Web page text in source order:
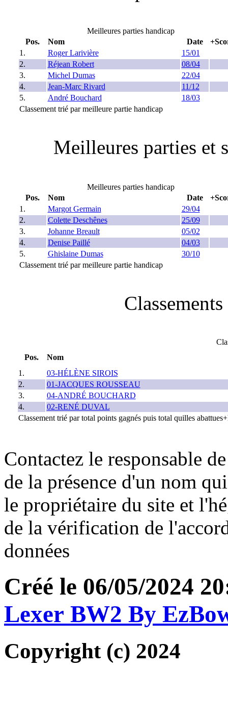
Meilleures parties handicap
Pos.
Nom Date
1.
Roger Larivière
15/01
2.
Réjean Robert
08/04
3.
Michel Dumas
22/04
4.
Jean-Marc Rivard
11/12
5.
André Bouchard
18/03
Classement trié par meilleure partie handicap
Meilleures parties et
Meilleures parties handicap
Pos.
Nom Date
1.
Margot Germain
29/04
2.
Colette Deschênes
25/09
3.
Johanne Breault
05/02
4.
Denise Paillé
04/03
5.
Ghislaine Dumas
30/10
Classement trié par meilleure partie handicap
Pos.
Nom
1.
03-HÉLÈNE SIROIS
2.
01-JACQUES ROUSSEAU
3.
04-ANDRÉ BOUCHARD
4.
02-RENÉ DUVAL
Classement trié par total points gagnés puis total quilles
Contactez le responsable
de la présence d'un nom
le propriétaire du site et
de la vérification de
données
Créé le 06/05/2024
Lexer BW2 By
Copyright (c) 2024